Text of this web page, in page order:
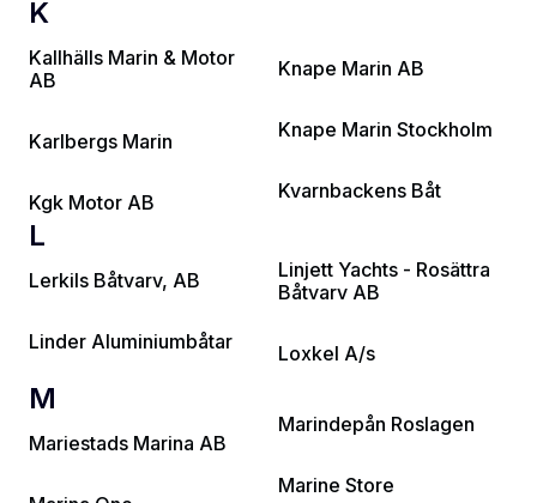
K
Kallhälls Marin & Motor
AB
Karlbergs Marin
Kgk Motor AB
Knape Marin AB
Knape Marin Stockholm
Kvarnbackens Båt
L
Lerkils Båtvarv, AB
Linder Aluminiumbåtar
Linjett Yachts - Rosättra
Båtvarv AB
Loxkel A/s
M
Mariestads Marina AB
Marindepån Roslagen
Marine Store